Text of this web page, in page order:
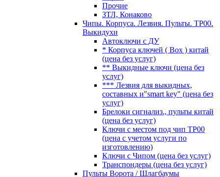
Прочие
ЗТЛ, Конаково
Чипы. Корпуса. Лезвия. Пульты. TP00.
Выкидухи
Автоключи с ДУ
* Корпуса ключей ( Box ) китай
(цена без услуг)
** Выкидные ключи (цена без
услуг)
*** Лезвия для выкидных,
составных и"smart key" (цена без
услуг)
Брелоки сигнализ., пульты китай
(цена без услуг)
Ключи с местом под чип TP00
(цена с учетом услуги по
изготовлению)
Ключи с Чипом (цена без услуг)
Транспондеры (цена без услуг)
Пульты Ворота / Шлагбаумы